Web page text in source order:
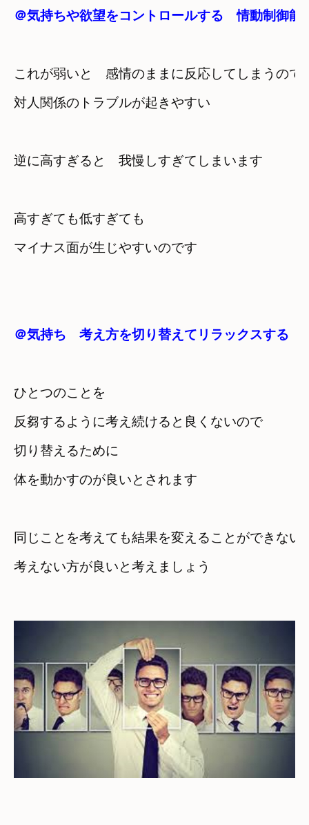
＠気持ちや欲望をコントロールする　情動制御能
これが弱いと　感情のままに反応してしまうので
対人関係のトラブルが起きやすい
逆に高すぎると　我慢しすぎてしまいます
高すぎても低すぎても
マイナス面が生じやすいのです
＠気持ち　考え方を切り替えてリラックスする
ひとつのことを
反芻するように考え続けると良くないので
切り替えるために
体を動かすのが良いとされます
同じことを考えても結果を変えることができない
考えない方が良いと考えましょう